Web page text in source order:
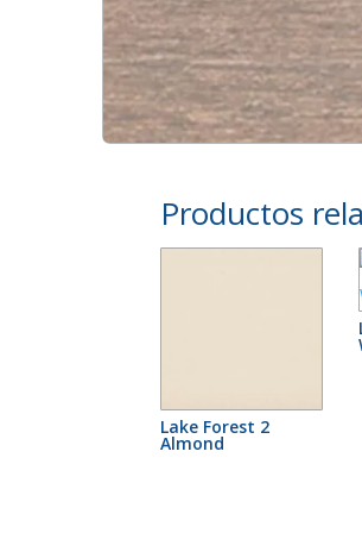
Productos
Lake Forest 2
Almond